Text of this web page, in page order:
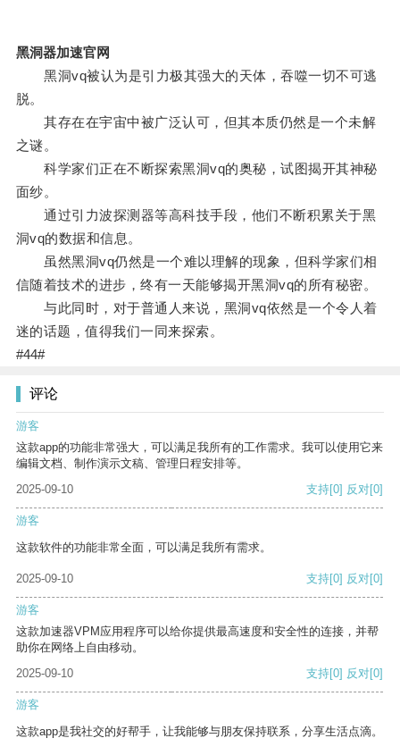
黑洞器加速官网
黑洞vq被认为是引力极其强大的天体，吞噬一切不可逃
脱。
其存在在宇宙中被广泛认可，但其本质仍然是一个未解
之谜。
科学家们正在不断探索黑洞vq的奥秘，试图揭开其神秘
面纱。
通过引力波探测器等高科技手段，他们不断积累关于黑
洞vq的数据和信息。
虽然黑洞vq仍然是一个难以理解的现象，但科学家们相
信随着技术的进步，终有一天能够揭开黑洞vq的所有秘密。
与此同时，对于普通人来说，黑洞vq依然是一个令人着
迷的话题，值得我们一同来探索。
#44#
评论
游客
这款app的功能非常强大，可以满足我所有的工作需求。我可以使用它来
编辑文档、制作演示文稿、管理日程安排等。
2025-09-10
支持[0] 反对[0]
游客
这款软件的功能非常全面，可以满足我所有需求。
2025-09-10 支持[0] 反对[0]
游客
这款加速器VPM应用程序可以给你提供最高速度和安全性的连接，并帮
助你在网络上自由移动。
2025-09-10
支持[0] 反对[0]
游客
这款app是我社交的好帮手，让我能够与朋友保持联系，分享生活点滴。